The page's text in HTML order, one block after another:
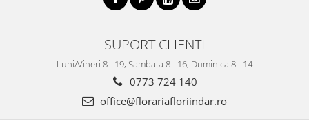
SUPORT CLIENTI
Luni/Vineri 8 - 19, Sambata 8 - 16, Duminica 8 - 14
0773 724 140
office@florariafloriindar.ro